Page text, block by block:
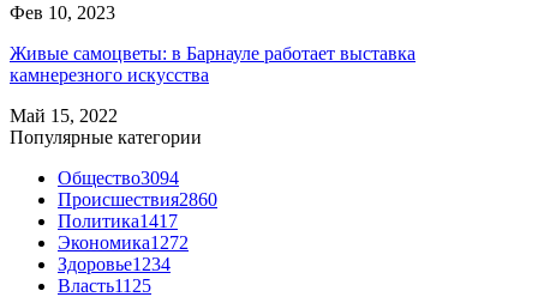
Фев 10, 2023
Живые самоцветы: в Барнауле работает выставка
камнерезного искусства
Май 15, 2022
Популярные категории
Общество3094
Происшествия2860
Политика1417
Экономика1272
Здоровье1234
Власть1125